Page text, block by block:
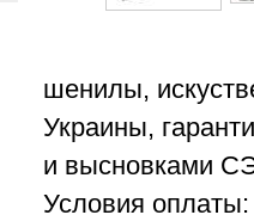
шенилы,
Украины,
и высновками
Условия